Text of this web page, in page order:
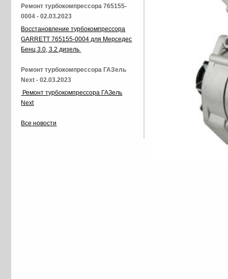
Ремонт турбокомпрессора 765155-
0004 - 02.03.2023
Восстановление турбокомпрессора
GARRETT 765155-0004 для Мерседес
Бенц 3.0, 3.2 дизель
Ремонт турбокомпрессора ГАЗель
Next - 02.03.2023
Ремонт турбокомпрессора ГАЗель
Next
Все новости